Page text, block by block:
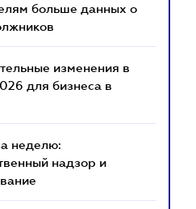
больше данных о
изменения в
для бизнеса в
неделю:
надзор и